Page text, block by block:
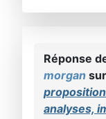
Réponse
morgan
analyses,